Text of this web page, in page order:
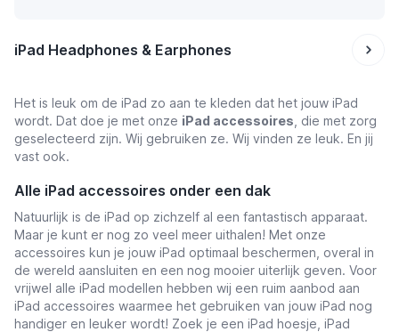
iPad Headphones & Earphones
Het is leuk om de iPad zo aan te kleden dat het jouw iPad
wordt. Dat doe je met onze iPad accessoires , die met zorg
geselecteerd zijn. Wij gebruiken ze. Wij vinden ze leuk. En jij
vast ook.
Alle iPad accessoires onder een dak
Natuurlijk is de iPad op zichzelf al een fantastisch apparaat.
Maar je kunt er nog zo veel meer uithalen! Met onze
accessoires kun je jouw iPad optimaal beschermen, overal in
de wereld aansluiten en een nog mooier uiterlijk geven. Voor
vrijwel alle iPad modellen hebben wij een ruim aanbod aan
iPad accessoires waarmee het gebruiken van jouw iPad nog
handiger en leuker wordt! Zoek je een iPad hoesje, iPad